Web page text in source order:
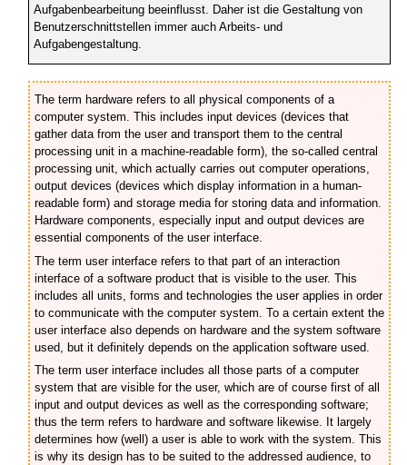
Aufgabenbearbeitung beeinflusst. Daher ist die Gestaltung von
Benutzerschnittstellen immer auch Arbeits- und
Aufgabengestaltung.
The term hardware refers to all physical components of a
computer system. This includes input devices (devices that
gather data from the user and transport them to the central
processing unit in a machine-readable form), the so-called central
processing unit, which actually carries out computer operations,
output devices (devices which display information in a human-
readable form) and storage media for storing data and information.
Hardware components, especially input and output devices are
essential components of the user interface.
The term user interface refers to that part of an interaction
interface of a software product that is visible to the user. This
includes all units, forms and technologies the user applies in order
to communicate with the computer system. To a certain extent the
user interface also depends on hardware and the system software
used, but it definitely depends on the application software used.
The term user interface includes all those parts of a computer
system that are visible for the user, which are of course first of all
input and output devices as well as the corresponding software;
thus the term refers to hardware and software likewise. It largely
determines how (well) a user is able to work with the system. This
is why its design has to be suited to the addressed audience, to